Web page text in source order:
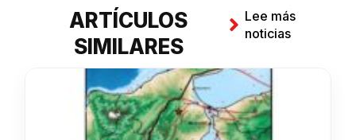
ARTÍCULOS
SIMILARES
Lee más
noticias